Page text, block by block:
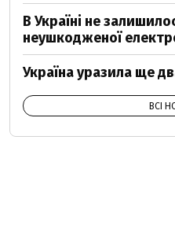
В Україні не
неушкодженої
Україна уразила ще
ВСІ